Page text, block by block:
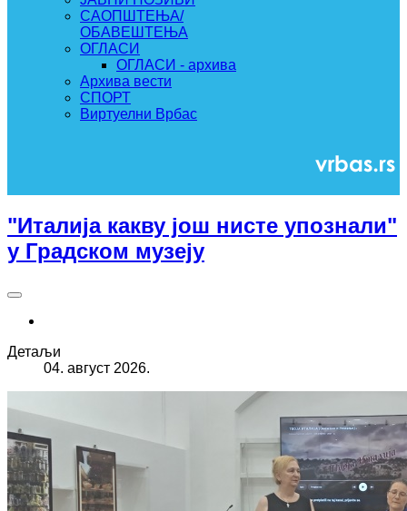
САОПШТЕЊА/
ОБАВЕШТЕЊА
ОГЛАСИ
ОГЛАСИ - архива
Архива вести
СПОРТ
Виртуелни Врбас
"Италија какву још нисте упознали"
у Градском музеју
Детаљи
04. август 2026.